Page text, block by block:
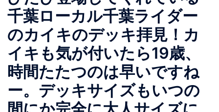
千葉ローカル千葉ライダー
のカイキのデッキ拝見！カ
イキも気が付いたら19歳、
時間たたつのは早いですね
ー。デッキサイズもいつの